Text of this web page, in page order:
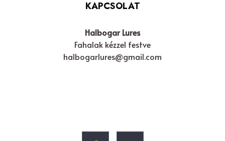
KAPCSOLAT
Halbogar Lures
Fahalak kézzel festve
halbogarlures@gmail.com